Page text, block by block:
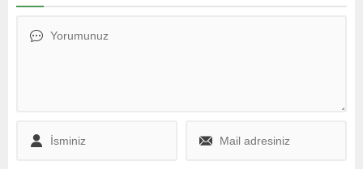
beraberlikle sona erdi.
şoke etti.